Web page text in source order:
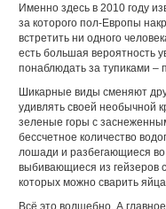
Именно здесь в 2010 году
за которого пол-Европы
встретить ни одного
есть большая вероятность
понаблюдать за тупиками
Шикарные виды сменяют
удивлять своей необычной
зеленые горы с
бессчетное количество
лошади и разбегающиеся во
выбивающиеся из гейзеров
которых можно сварить
Всё это волшебно. А